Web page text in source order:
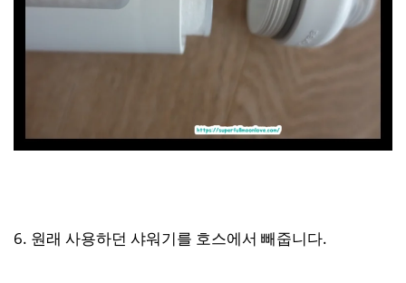
6. 원래 사용하던 샤워기를 호스에서 빼줍니다.